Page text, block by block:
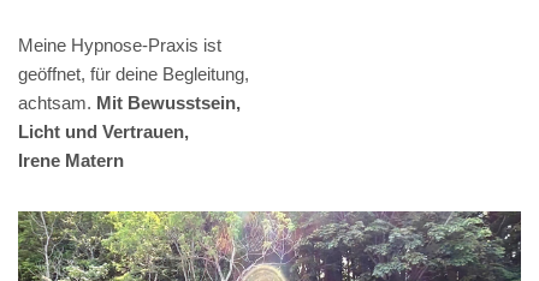
Meine Hypnose-Praxis ist
geöffnet, für deine Begleitung,
achtsam. Mit Bewusstsein,
Licht und Vertrauen,
Irene Matern